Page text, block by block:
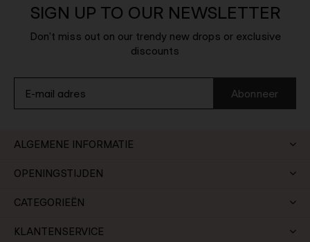
SIGN UP TO OUR NEWSLETTER
Don't miss out on our trendy new drops or exclusive
discounts
Abonneer
ALGEMENE INFORMATIE
OPENINGSTIJDEN
CATEGORIEËN
KLANTENSERVICE